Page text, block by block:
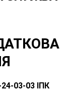
03-03 ІПК